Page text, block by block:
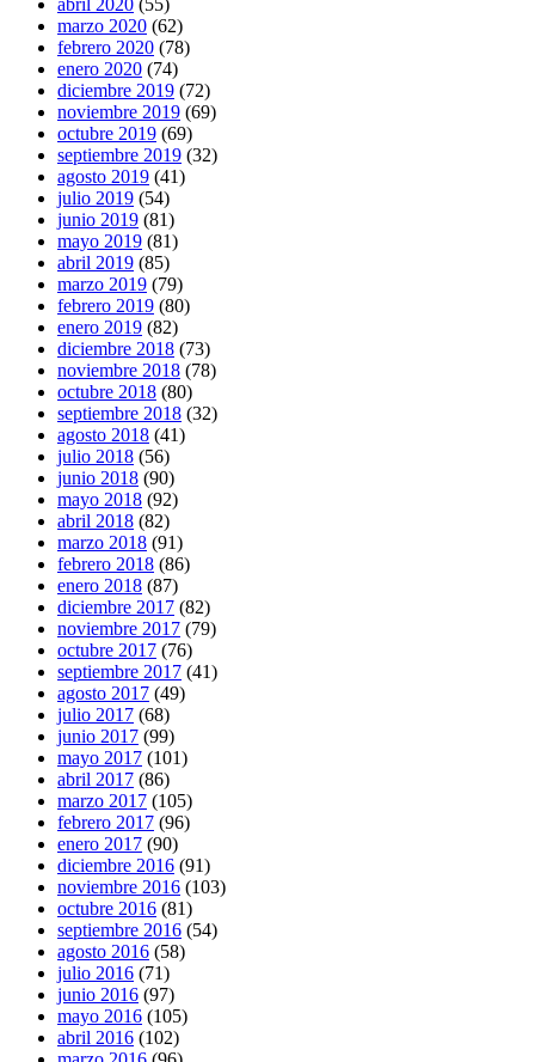
marzo 2020 (62)
febrero 2020 (78)
enero 2020 (74)
diciembre 2019 (72)
noviembre 2019 (69)
octubre 2019 (69)
septiembre 2019 (32)
agosto 2019 (41)
julio 2019 (54)
junio 2019 (81)
mayo 2019 (81)
abril 2019 (85)
marzo 2019 (79)
febrero 2019 (80)
enero 2019 (82)
diciembre 2018 (73)
noviembre 2018 (78)
octubre 2018 (80)
septiembre 2018 (32)
agosto 2018 (41)
julio 2018 (56)
junio 2018 (90)
mayo 2018 (92)
abril 2018 (82)
marzo 2018 (91)
febrero 2018 (86)
enero 2018 (87)
diciembre 2017 (82)
noviembre 2017 (79)
octubre 2017 (76)
septiembre 2017 (41)
agosto 2017 (49)
julio 2017 (68)
junio 2017 (99)
mayo 2017 (101)
abril 2017 (86)
marzo 2017 (105)
febrero 2017 (96)
enero 2017 (90)
diciembre 2016 (91)
noviembre 2016 (103)
octubre 2016 (81)
septiembre 2016 (54)
agosto 2016 (58)
julio 2016 (71)
junio 2016 (97)
mayo 2016 (105)
abril 2016 (102)